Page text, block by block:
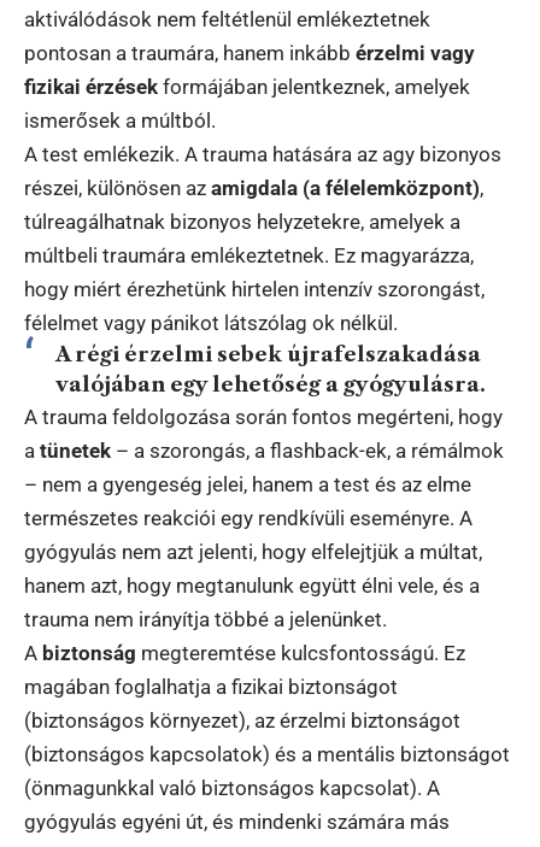
aktiválódások nem feltétlenül emlékeztetnek
pontosan a traumára, hanem inkább érzelmi vagy
fizikai érzések formájában jelentkeznek, amelyek
ismerősek a múltból.
A test emlékezik. A trauma hatására az agy bizonyos
részei, különösen az amigdala (a félelemközpont),
túlreagálhatnak bizonyos helyzetekre, amelyek a
múltbeli traumára emlékeztetnek. Ez magyarázza,
hogy miért érezhetünk hirtelen intenzív szorongást,
félelmet vagy pánikot látszólag ok nélkül.
A régi érzelmi sebek újrafelszakadása
valójában egy lehetőség a gyógyulásra.
A trauma feldolgozása során fontos megérteni, hogy
a tünetek – a szorongás, a flashback-ek, a rémálmok
– nem a gyengeség jelei, hanem a test és az elme
természetes reakciói egy rendkívüli eseményre. A
gyógyulás nem azt jelenti, hogy elfelejtjük a múltat,
hanem azt, hogy megtanulunk együtt élni vele, és a
trauma nem irányítja többé a jelenünket.
A biztonság megteremtése kulcsfontosságú. Ez
magában foglalhatja a fizikai biztonságot
(biztonságos környezet), az érzelmi biztonságot
(biztonságos kapcsolatok) és a mentális biztonságot
(önmagunkkal való biztonságos kapcsolat). A
gyógyulás egyéni út, és mindenki számára más